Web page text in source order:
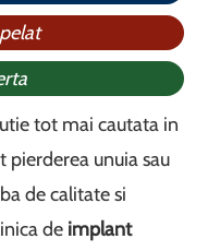
tot mai cautata in
pierderea unuia sau
de calitate si
de implant